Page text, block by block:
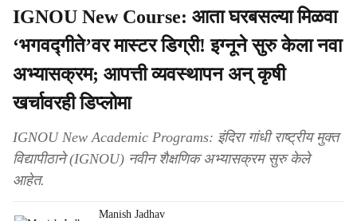
IGNOU New Course: आता घरबसल्या मिळवा
‘भगवद्गीते’वर मास्टर डिग्री! इग्नूने सुरु केला नवा
अभ्यासक्रम; आपत्ती व्यवस्थापन अन् कृषी
खर्चावरही डिप्लोमा
IGNOU New Academic Programs: इंदिरा गांधी राष्ट्रीय मुक्त
विद्यापीठाने (IGNOU) नवीन शैक्षणिक अभ्यासक्रम सुरु केले
आहेत.
Manish Jadhav